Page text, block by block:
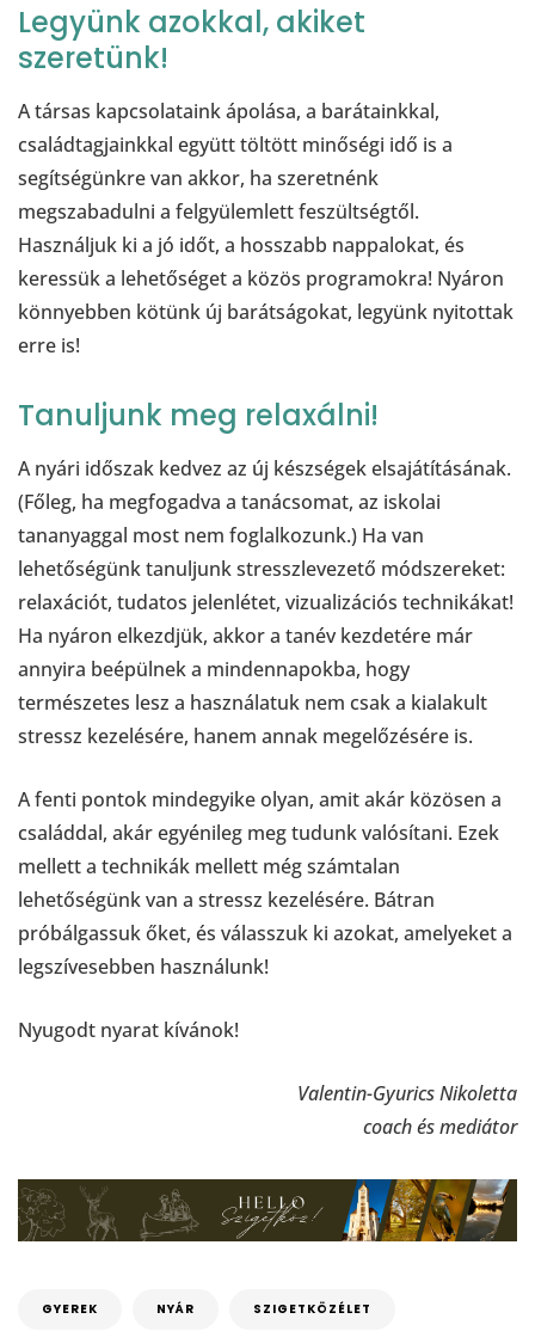
Legyünk azokkal, akiket
szeretünk!
A társas kapcsolataink ápolása, a barátainkkal,
családtagjainkkal együtt töltött minőségi idő is a
segítségünkre van akkor, ha szeretnénk
megszabadulni a felgyülemlett feszültségtől.
Használjuk ki a jó időt, a hosszabb nappalokat, és
keressük a lehetőséget a közös programokra! Nyáron
könnyebben kötünk új barátságokat, legyünk nyitottak
erre is!
Tanuljunk meg relaxálni!
A nyári időszak kedvez az új készségek elsajátításának.
(Főleg, ha megfogadva a tanácsomat, az iskolai
tananyaggal most nem foglalkozunk.) Ha van
lehetőségünk tanuljunk stresszlevezető módszereket:
relaxációt, tudatos jelenlétet, vizualizációs technikákat!
Ha nyáron elkezdjük, akkor a tanév kezdetére már
annyira beépülnek a mindennapokba, hogy
természetes lesz a használatuk nem csak a kialakult
stressz kezelésére, hanem annak megelőzésére is.
A fenti pontok mindegyike olyan, amit akár közösen a
családdal, akár egyénileg meg tudunk valósítani. Ezek
mellett a technikák mellett még számtalan
lehetőségünk van a stressz kezelésére. Bátran
próbálgassuk őket, és válasszuk ki azokat, amelyeket a
legszívesebben használunk!
Nyugodt nyarat kívánok!
Valentin-Gyurics Nikoletta
coach és mediátor
GYEREK NYÁR SZIGETKÖZÉLET